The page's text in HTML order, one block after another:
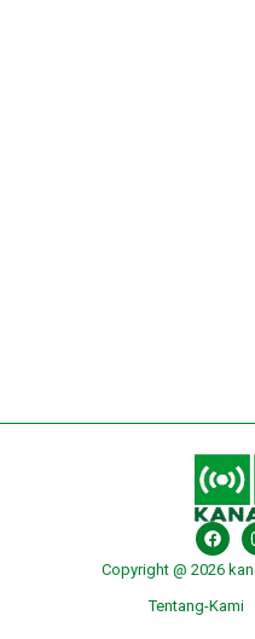
Copyright @ 2026
Tentang-Kami